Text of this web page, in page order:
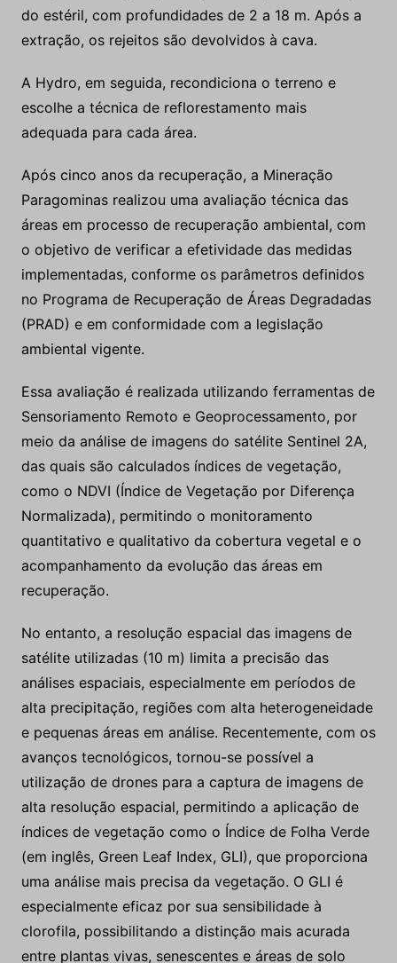
do estéril, com profundidades de 2 a 18 m. Após a
extração, os rejeitos são devolvidos à cava.
A Hydro, em seguida, recondiciona o terreno e
escolhe a técnica de reflorestamento mais
adequada para cada área.
Após cinco anos da recuperação, a Mineração
Paragominas realizou uma avaliação técnica das
áreas em processo de recuperação ambiental, com
o objetivo de verificar a efetividade das medidas
implementadas, conforme os parâmetros definidos
no Programa de Recuperação de Áreas Degradadas
(PRAD) e em conformidade com a legislação
ambiental vigente.
Essa avaliação é realizada utilizando ferramentas de
Sensoriamento Remoto e Geoprocessamento, por
meio da análise de imagens do satélite Sentinel 2A,
das quais são calculados índices de vegetação,
como o NDVI (Índice de Vegetação por Diferença
Normalizada), permitindo o monitoramento
quantitativo e qualitativo da cobertura vegetal e o
acompanhamento da evolução das áreas em
recuperação.
No entanto, a resolução espacial das imagens de
satélite utilizadas (10 m) limita a precisão das
análises espaciais, especialmente em períodos de
alta precipitação, regiões com alta heterogeneidade
e pequenas áreas em análise. Recentemente, com os
avanços tecnológicos, tornou-se possível a
utilização de drones para a captura de imagens de
alta resolução espacial, permitindo a aplicação de
índices de vegetação como o Índice de Folha Verde
(em inglês, Green Leaf Index, GLI), que proporciona
uma análise mais precisa da vegetação. O GLI é
especialmente eficaz por sua sensibilidade à
clorofila, possibilitando a distinção mais acurada
entre plantas vivas, senescentes e áreas de solo